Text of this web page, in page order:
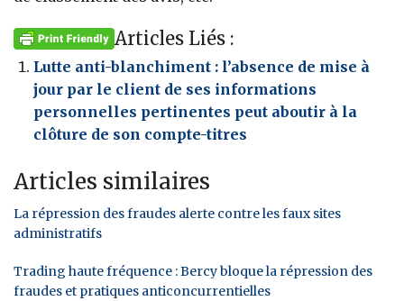
Articles Liés :
Lutte anti-blanchiment : l’absence de mise à
jour par le client de ses informations
personnelles pertinentes peut aboutir à la
clôture de son compte-titres
Articles similaires
La répression des fraudes alerte contre les faux sites
administratifs
Trading haute fréquence : Bercy bloque la répression des
fraudes et pratiques anticoncurrentielles